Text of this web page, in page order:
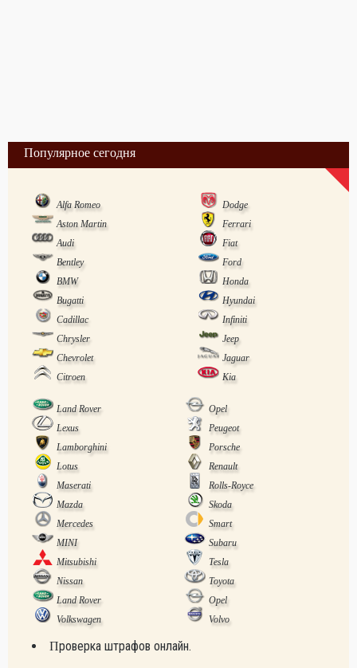
Популярное сегодня
Alfa Romeo
Dodge
Aston Martin
Ferrari
Audi
Fiat
Bentley
Ford
BMW
Honda
Bugatti
Hyundai
Cadillac
Infiniti
Chrysler
Jeep
Chevrolet
Jaguar
Citroen
Kia
Land Rover
Opel
Lexus
Peugeot
Lamborghini
Porsche
Lotus
Renault
Maserati
Rolls-Royce
Mazda
Skoda
Mercedes
Smart
MINI
Subaru
Mitsubishi
Tesla
Nissan
Toyota
Land Rover
Opel
Volkswagen
Volvo
Проверка штрафов онлайн.